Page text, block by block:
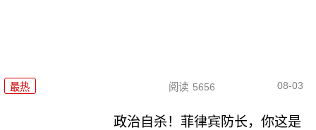
最热 阅读 5656 08-03
政治自杀！菲律宾防长，你这是